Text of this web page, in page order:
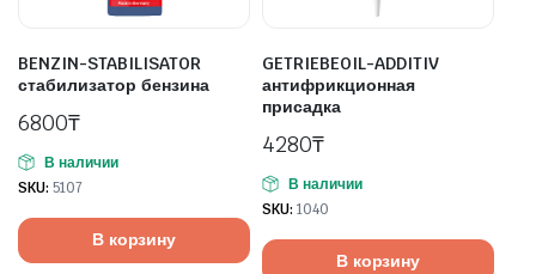
BENZIN-STABILISATOR
стабилизатор бензина
6800₸
В наличии
SKU: 5107
В корзину
GETRIEBEOIL-ADDITIV
антифрикционная
присадка
4280₸
В наличии
SKU: 1040
В корзину